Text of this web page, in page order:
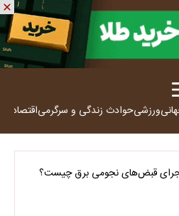
ورزشیحوادث زندگی و سرگرمیاقتصاد
قبض‌های نجومی برق چیست؟